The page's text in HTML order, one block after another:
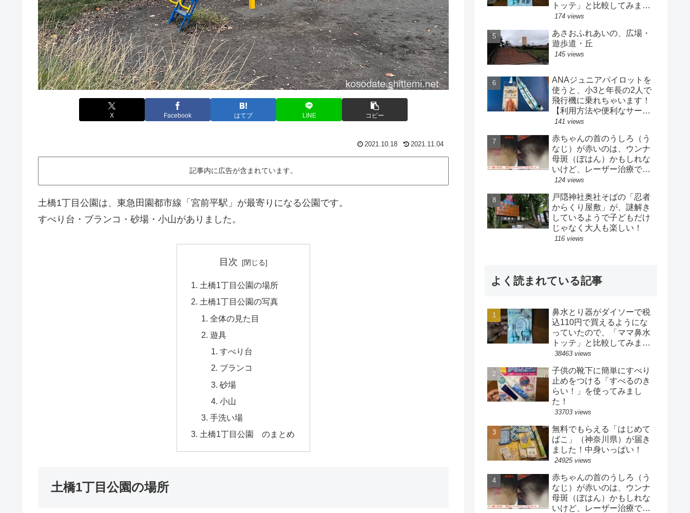
X Facebook はてブ LINE コピー
2021.10.18 2021.11.04
記事内に広告が含まれています。
土橋1丁目公園は、東急田園都市線「宮前平駅」が最寄りになる公園です。
すべり台・ブランコ・砂場・小山がありました。
目次
土橋1丁目公園の場所
土橋1丁目公園の写真
全体の見た目
遊具
すべり台
ブランコ
砂場
小山
手洗い場
土橋1丁目公園 のまとめ
土橋1丁目公園の場所
トッテ」と比較してみまし
た
174 views
あさおふれあいの、広場・
遊歩道・丘
145 views
ANAジュニアパイロットを
使うと、小3と年長の2人で
飛行機に乗れちゃいます！
【利用方法や便利なサービ
ス】
141 views
赤ちゃんの首のうしろ（う
なじ）が赤いのは、ウンナ
母斑（ぼはん）かもしれな
いけど、レーザー治療で目
立たなくなりました！【治
124 views
戸隠神社奥社そばの「忍者
からくり屋敷」が、謎解き
しているようで子どもだけ
じゃなく大人も楽しい！
116 views
よく読まれている記事
鼻水とり器がダイソーで税
込110円で買えるようにな
っていたので、「ママ鼻水
トッテ」と比較してみまし
た
38463 views
子供の靴下に簡単にすべり
止めをつける「すべるのき
らい！」を使ってみまし
た！
33703 views
無料でもらえる「はじめて
ばこ」（神奈川県）が届き
ました！中身いっぱい！
24925 views
赤ちゃんの首のうしろ（う
なじ）が赤いのは、ウンナ
母斑（ぼはん）かもしれな
いけど、レーザー治療で目